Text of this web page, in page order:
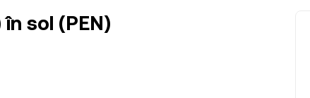
sol (PEN)